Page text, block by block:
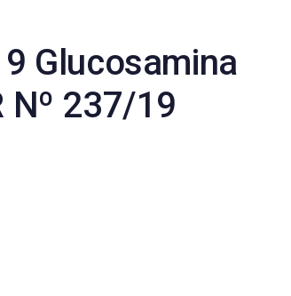
Glucosamina
Nº 237/19